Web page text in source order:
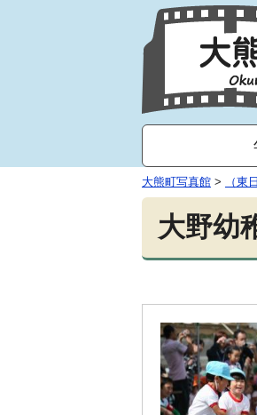
大熊町写真館 > （東
大野幼